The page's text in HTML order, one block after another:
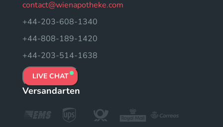
contact@wienapotheke.com
+44-203-608-1340
+44-808-189-1420
+44-203-514-1638
LIVE CHAT
Versandarten